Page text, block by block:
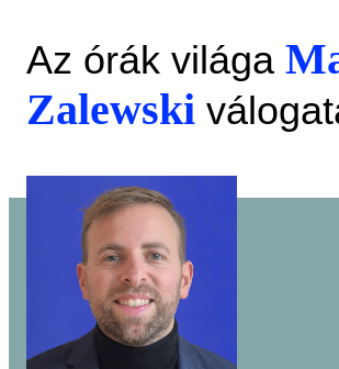
Az órák világa
Zalewski